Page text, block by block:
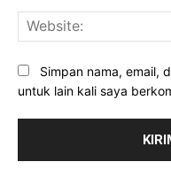
Simpan nama, email,
untuk lain kali saya